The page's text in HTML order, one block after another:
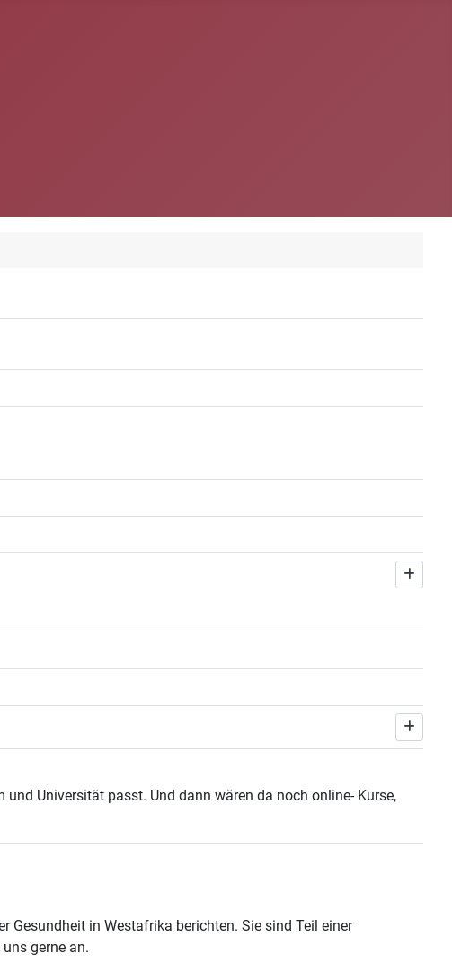
Universität passt. Und dann wären da noch online- Kurse,
Gesundheit in Westafrika berichten. Sie sind Teil einer
gerne an.